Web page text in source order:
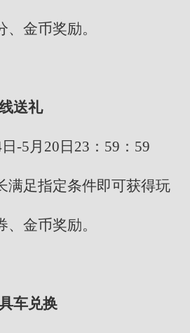
金币奖励。
送礼
-5月20日23：59：59
满足指定条件即可获得玩
金币奖励。
车兑换